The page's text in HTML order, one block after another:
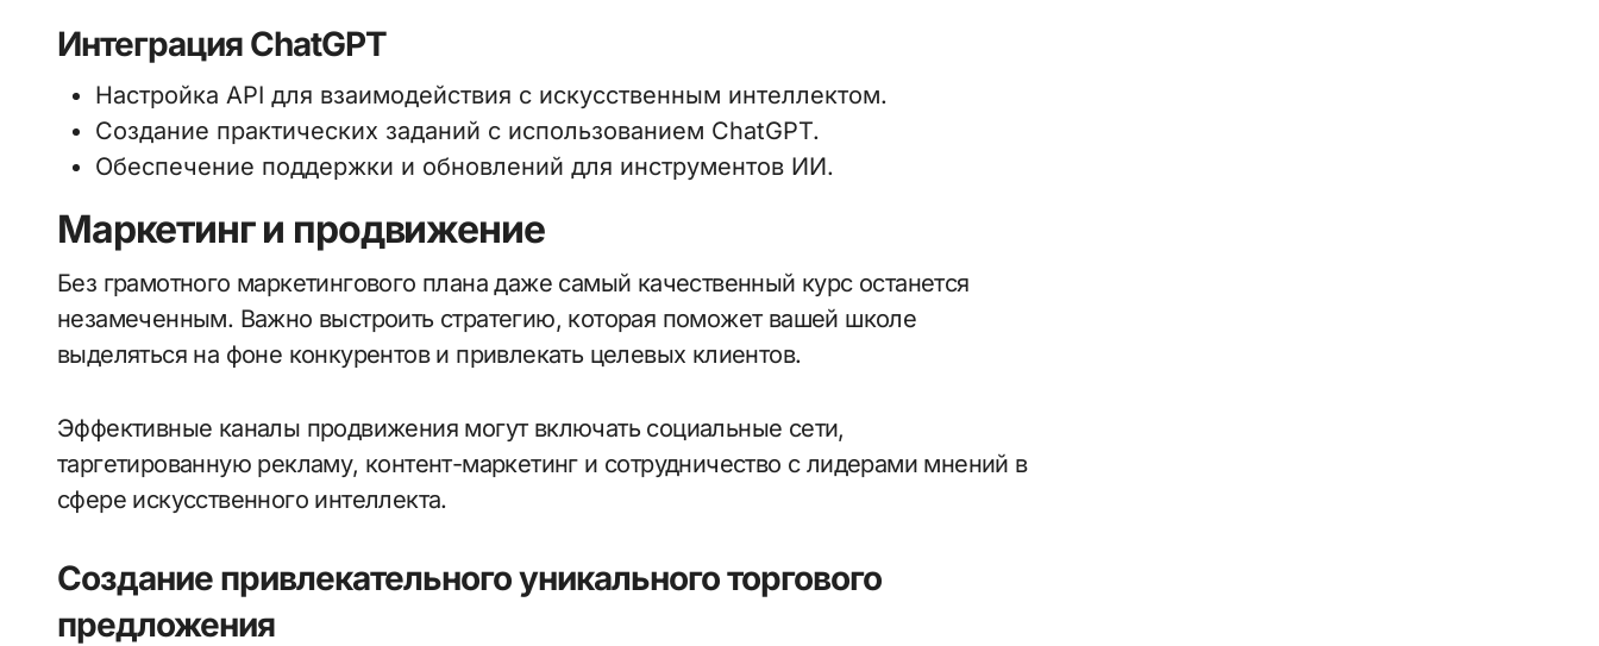
Интеграция ChatGPT
Настройка API для взаимодействия с искусственным интеллектом.
Создание практических заданий с использованием ChatGPT.
Обеспечение поддержки и обновлений для инструментов ИИ.
Маркетинг и продвижение
Без грамотного маркетингового плана даже самый качественный курс останется
незамеченным. Важно выстроить стратегию, которая поможет вашей школе
выделяться на фоне конкурентов и привлекать целевых клиентов.
Эффективные каналы продвижения могут включать социальные сети,
таргетированную рекламу, контент-маркетинг и сотрудничество с лидерами мнений в
сфере искусственного интеллекта.
Создание привлекательного уникального торгового
предложения